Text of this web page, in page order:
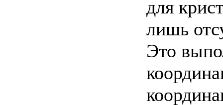
для
лишь
Это